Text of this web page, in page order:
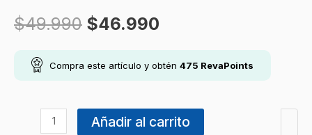
$49.990 $46.990
Compra este artículo y obtén 475 RevaPoints
Añadir al carrito